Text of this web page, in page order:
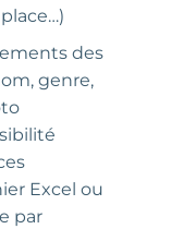
des
genre,
Excel ou
par